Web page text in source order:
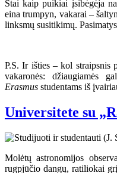
Štai kaip puikiai įsibėgėja
eina trumpyn, vakarai –
linksmų susitikimų.
P.S. Ir išties – kol straipsnis
vakaronės: džiaugiamės
Erasmus studentams iš
Universitete su
Molėtų astronomijos
rugpjūčio dangų, ratiliokai